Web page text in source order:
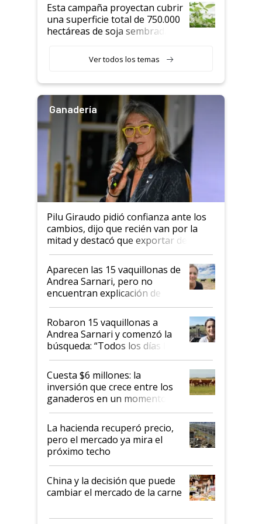
Esta campaña proyectan cubrir
una superficie total de 750.000
hectáreas de soja sembradas
variedades que marcan un
salto tecnológico en genética y
Ver todos los temas
Ganadería
Pilu Giraudo pidió confianza ante los
cambios, dijo que recién van por la
mitad y destacó que exportar dejó de
ser "para unos pocos": "Tenemos un
mandato muy claro del gobierno
nacional"
Aparecen las 15 vaquillonas de
Andrea Sarnari, pero no
encuentran explicación de
cómo llegaron allí
Robaron 15 vaquillonas a
Andrea Sarnari y comenzó la
búsqueda: “Todos los días le
toca a algún productor”
Cuesta $6 millones: la
inversión que crece entre los
ganaderos en un momento
histórico para la actividad
La hacienda recuperó precio,
pero el mercado ya mira el
próximo techo
China y la decisión que puede
cambiar el mercado de la carne